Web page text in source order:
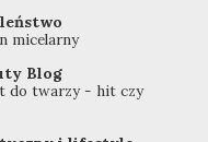
micelarny
Blog
do twarzy - hit czy